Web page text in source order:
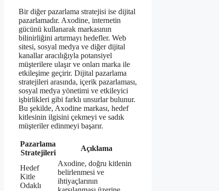
Bir diğer pazarlama stratejisi ise dijital
pazarlamadır. Axodine, internetin
gücünü kullanarak markasının
bilinirliğini artırmayı hedefler. Web
sitesi, sosyal medya ve diğer dijital
kanallar aracılığıyla potansiyel
müşterilere ulaşır ve onları marka ile
etkileşime geçirir. Dijital pazarlama
stratejileri arasında, içerik pazarlaması,
sosyal medya yönetimi ve etkileyici
işbirlikleri gibi farklı unsurlar bulunur.
Bu şekilde, Axodine markası, hedef
kitlesinin ilgisini çekmeyi ve sadık
müşteriler edinmeyi başarır.
Pazarlama
Stratejileri
Açıklama
Hedef
Kitle
Odaklı
Axodine, doğru kitlenin
belirlenmesi ve
ihtiyaçlarının